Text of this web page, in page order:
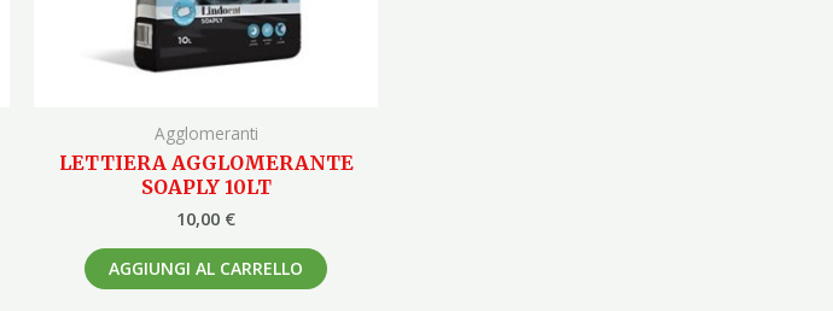
Agglomeranti
LETTIERA AGGLOMERANTE
SOAPLY 10LT
10,00 €
AGGIUNGI AL CARRELLO